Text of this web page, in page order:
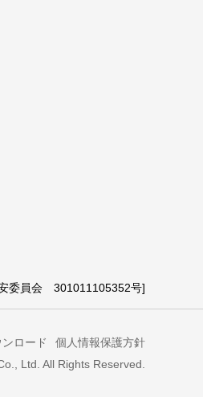
委員会 301011105352号]
個人情報保護方針
ロード
Ltd. All Rights Reserved.